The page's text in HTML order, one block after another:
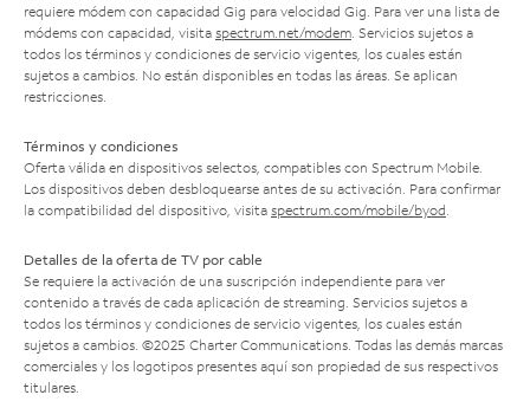
requiere módem con capacidad Gig para velocidad Gig. Para ver una lista de
módems con capacidad, visita spectrum.net/modem . Servicios sujetos a
todos los términos y condiciones de servicio vigentes, los cuales están
sujetos a cambios. No están disponibles en todas las áreas. Se aplican
restricciones.
Términos y condiciones
Oferta válida en dispositivos selectos, compatibles con Spectrum Mobile.
Los dispositivos deben desbloquearse antes de su activación. Para confirmar
la compatibilidad del dispositivo, visita spectrum.com/mobile/byod
Detalles de la oferta de TV por cable
Se requiere la activación de una suscripción independiente para ver
contenido a través de cada aplicación de streaming. Servicios sujetos a
todos los términos y condiciones de servicio vigentes, los cuales están
sujetos a cambios. ©2025 Charter Communications. Todas las demás marcas
comerciales y los logotipos presentes aquí son propiedad de sus respectivos
titulares.